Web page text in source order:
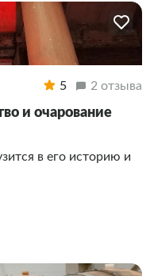
5 2 отзыва
и очарование
в его историю и